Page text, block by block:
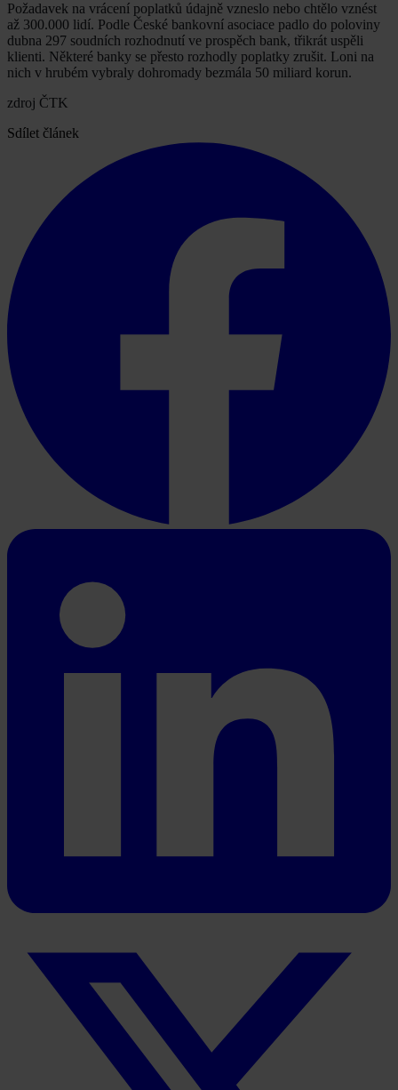
Požadavek na vrácení poplatků údajně vzneslo nebo chtělo vznést
až 300.000 lidí. Podle České bankovní asociace padlo do poloviny
dubna 297 soudních rozhodnutí ve prospěch bank, třikrát uspěli
klienti. Některé banky se přesto rozhodly poplatky zrušit. Loni na
nich v hrubém vybraly dohromady bezmála 50 miliard korun.
zdroj ČTK
Sdílet článek